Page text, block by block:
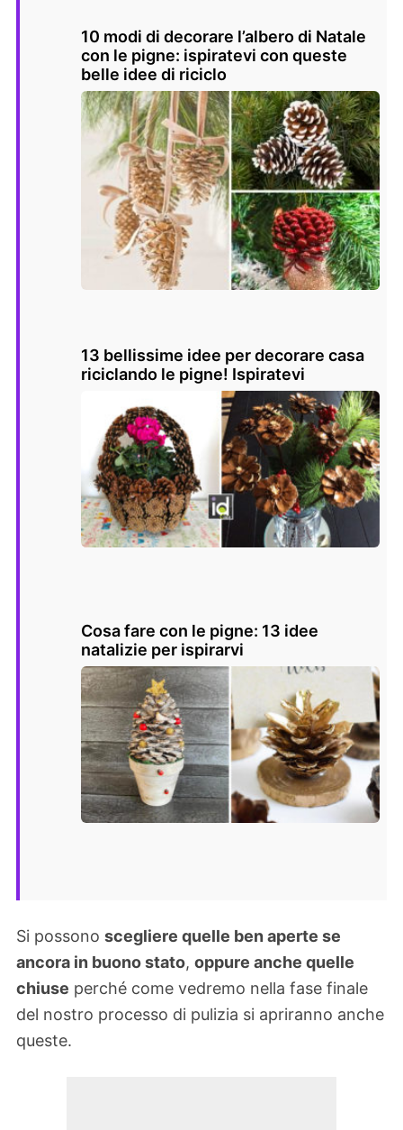
10 modi di decorare l’albero di Natale
con le pigne: ispiratevi con queste
belle idee di riciclo
13 bellissime idee per decorare casa
riciclando le pigne! Ispiratevi
Cosa fare con le pigne: 13 idee
natalizie per ispirarvi
Si possono scegliere quelle ben aperte se
ancora in buono stato, oppure anche quelle
chiuse perché come vedremo nella fase finale
del nostro processo di pulizia si apriranno anche
queste.